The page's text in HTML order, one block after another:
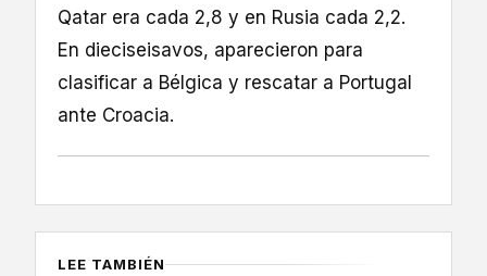
Qatar era cada 2,8 y en Rusia cada 2,2.
En dieciseisavos, aparecieron para
clasificar a Bélgica y rescatar a Portugal
ante Croacia.
LEE TAMBIÉN